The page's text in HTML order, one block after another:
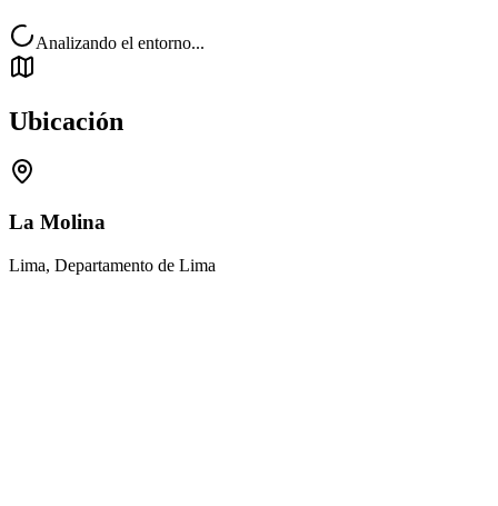
Analizando el entorno...
Ubicación
La Molina
Lima, Departamento de Lima